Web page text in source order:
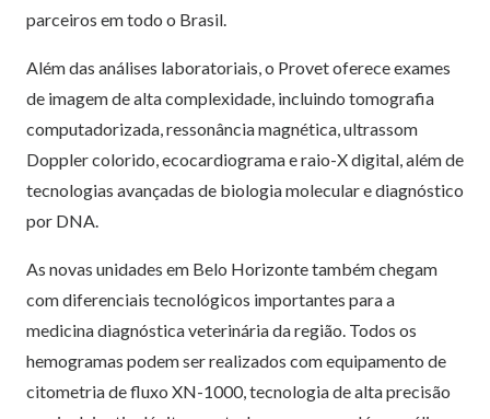
parceiros em todo o Brasil.
Além das análises laboratoriais, o Provet oferece exames
de imagem de alta complexidade, incluindo tomografia
computadorizada, ressonância magnética, ultrassom
Doppler colorido, ecocardiograma e raio-X digital, além de
tecnologias avançadas de biologia molecular e diagnóstico
por DNA.
As novas unidades em Belo Horizonte também chegam
com diferenciais tecnológicos importantes para a
medicina diagnóstica veterinária da região. Todos os
hemogramas podem ser realizados com equipamento de
citometria de fluxo XN-1000, tecnologia de alta precisão